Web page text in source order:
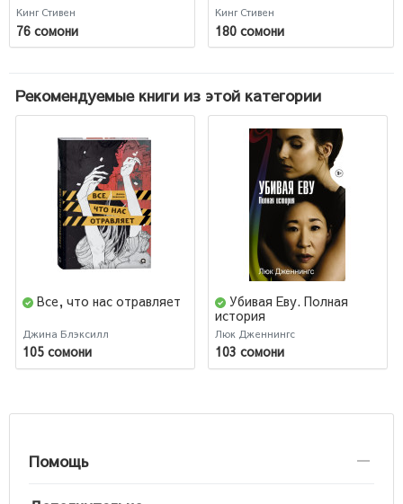
Кинг Стивен
76 сомони
Кинг Стивен
180 сомони
Рекомендуемые книги из этой категории
Все, что нас отравляет
Джина Блэксилл
105 сомони
Убивая Еву. Полная
история
Люк Дженнингс
103 сомони
Помощь